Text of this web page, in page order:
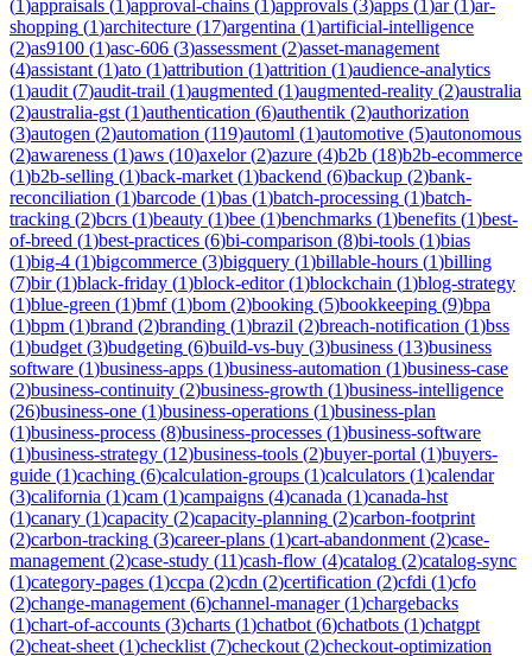
(1)appraisals (1)approval-chains (1)approvals (3)apps (1)ar(1)ar-
shopping (1)architecture (17)argentina (1)artificial-intelligence
(2)as9100 (1)asc-606 (3)assessment (2)asset-management
(4)assistant (1)ato (1)attribution (1)attrition (1)audience-analytics
(1)audit (7)audit-trail (1)augmented (1)augmented-reality (2)australia
(2)australia-gst (1)authentication (6)authentik (2)authorization
(3)autogen (2)automation (119)automl (1)automotive (5)autonomous
(2)awareness (1)aws (10)axelor(2)azure (4)b2b (18)b2b-ecommerce
(1)b2b-selling (1)back-market (1)backend (6)backup (2)bank-
reconciliation (1)barcode (1)bas (1)batch-processing (1)batch-
tracking (2)bcrs (1)beauty (1)bee (1)benchmarks (1)benefits (1)best-
of-breed (1)best-practices (6)bi-comparison (8)bi-tools (1)bias
(1)big-4 (1)bigcommerce (3)bigquery (1)billable-hours (1)billing
(7)bir(1)black-friday (1)block-editor(1)blockchain (1)blog-strategy
(1)blue-green (1)bmf(1)bom (2)booking (5)bookkeeping (9)bpa
(1)bpm (1)brand (2)branding (1)brazil (2)breach-notification (1)bss
(1)budget (3)budgeting (6)build-vs-buy (3)business (13)business
software (1)business-apps (1)business-automation (1)business-case
(2)business-continuity (2)business-growth (1)business-intelligence
(26)business-one (1)business-operations (1)business-plan
(1)business-process (8)business-processes (1)business-software
(1)business-strategy (12)business-tools (2)buyer-portal (1)buyers-
guide (1)caching (6)calculation-groups (1)calculators (1)calendar
(3)california (1)cam (1)campaigns (4)canada (1)canada-hst
(1)canary (1)capacity (2)capacity-planning (2)carbon-footprint
(2)carbon-tracking (3)career-plans (1)cart-abandonment (2)case-
management (2)case-study (11)cash-flow (4)catalog (2)catalog-sync
(1)category-pages (1)ccpa (2)cdn (2)certification (2)cfdi (1)cfo
(2)change-management (6)channel-manager(1)chargebacks
(1)chart-of-accounts (3)charts (1)chatbot (6)chatbots (1)chatgpt
(2)cheat-sheet (1)checklist (7)checkout (2)checkout-optimization